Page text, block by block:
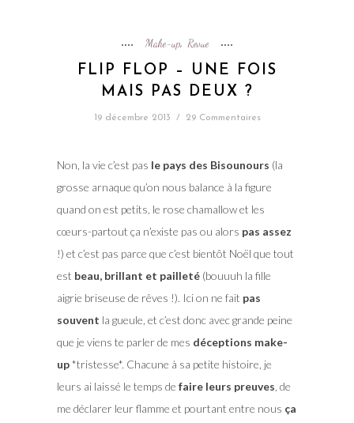
Make-up, Revue
FLIP FLOP – UNE FOIS
MAIS PAS DEUX ?
19 décembre 2013 / 29 Commentaires
Non, la vie c’est pas le pays des Bisounours (la
grosse arnaque qu’on nous balance à la figure
quand on est petits, le rose chamallow et les
cœurs-partout ça n’existe pas ou alors pas assez
!) et c’est pas parce que c’est bientôt Noël que tout
est beau, brillant et pailleté(bouuuh la fille
aigrie briseuse de rêves !). Ici on ne fait pas
souvent la gueule, et c’est donc avec grande peine
que je viens te parler de mes déceptions make-
up*tristesse*. Chacune à sa petite histoire, je
leurs ai laissé le temps de faire leurs preuves, de
me déclarer leur flamme et pourtant entre nous ça